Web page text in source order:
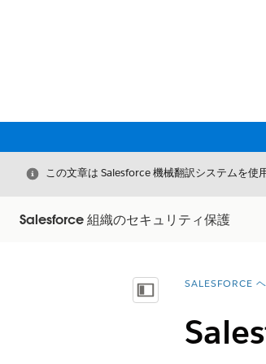
閉じる
この文章は Salesforce 機械翻訳システムを使
Salesforce 組織のセキュリティ保護
目次を表示詳細情報:
SALESFORCE